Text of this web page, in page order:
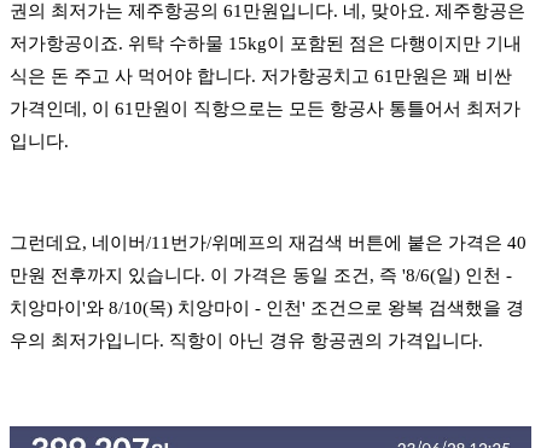
권의 최저가는 제주항공의 61만원입니다. 네, 맞아요. 제주항공은
저가항공이죠. 위탁 수하물 15kg이 포함된 점은 다행이지만 기내
식은 돈 주고 사 먹어야 합니다. 저가항공치고 61만원은 꽤 비싼
가격인데, 이 61만원이 직항으로는 모든 항공사 통틀어서 최저가
입니다.
그런데요, 네이버/11번가/위메프의 재검색 버튼에 붙은 가격은 40
만원 전후까지 있습니다. 이 가격은 동일 조건, 즉 '8/6(일) 인천 -
치앙마이'와 8/10(목) 치앙마이 - 인천' 조건으로 왕복 검색했을 경
우의 최저가입니다. 직항이 아닌 경유 항공권의 가격입니다.